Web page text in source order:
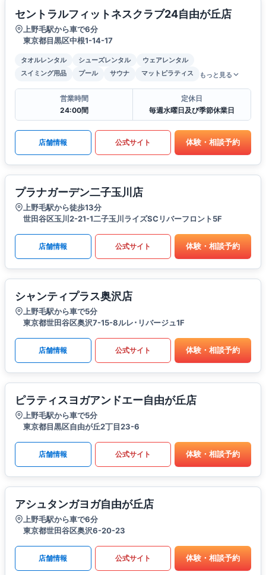
セントラルフィットネスクラブ24自由が丘店
上野毛駅から車で6分
東京都目黒区中根1-14-17
タオルレンタル シューズレンタル
ウェアレンタル
スイミング用品
プール サウナ マットピラティス もっと見る
営業時間
24:00間
定休日
毎週水曜日及び季節休業日
店舗情報 公式サイト 体験・相談予約
プラナガーデン二子玉川店
上野毛駅から徒歩13分
世田谷区玉川2-21-1二子玉川ライズSCリバーフロント5F
店舗情報 公式サイト 体験・相談予約
シャンティプラス奥沢店
上野毛駅から車で5分
東京都世田谷区奥沢7-15-8ルレ･リバージュ1F
店舗情報 公式サイト 体験・相談予約
ピラティスヨガアンドエー自由が丘店
上野毛駅から車で5分
東京都目黒区自由が丘2丁目23-6
店舗情報 公式サイト 体験・相談予約
アシュタンガヨガ自由が丘店
上野毛駅から車で6分
東京都世田谷区奥沢6-20-23
店舗情報 公式サイト 体験・相談予約